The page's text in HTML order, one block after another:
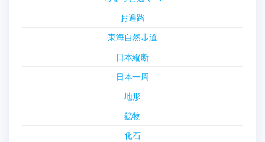
お遍路
東海自然歩道
日本縦断
日本一周
地形
鉱物
化石